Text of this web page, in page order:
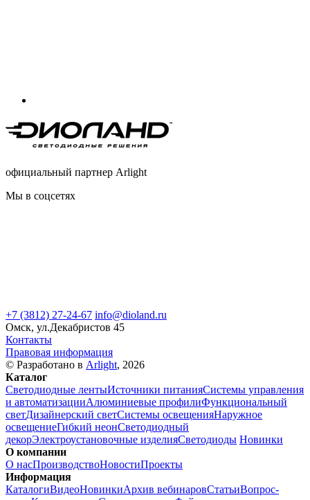
официальный партнер Arlight
Мы в соцсетях
+7 (3812) 27-24-67 info@dioland.ru
Омск, ул.Декабристов 45
Контакты
Правовая информация
© Разработано в Arlight, 2026
Каталог
Светодиодные лентыИсточники питанияСистемы управления
и автоматизацииАлюминиевые профилиФункциональный
светДизайнерский светСистемы освещенияНаружное
освещениеГибкий неонСветодиодный
декорЭлектроустановочные изделияСветодиоды Новинки
О компании
О насПроизводствоНовостиПроекты
Информация
КаталогиВидеоНовинкиАрхив вебинаровСтатьиВопрос-